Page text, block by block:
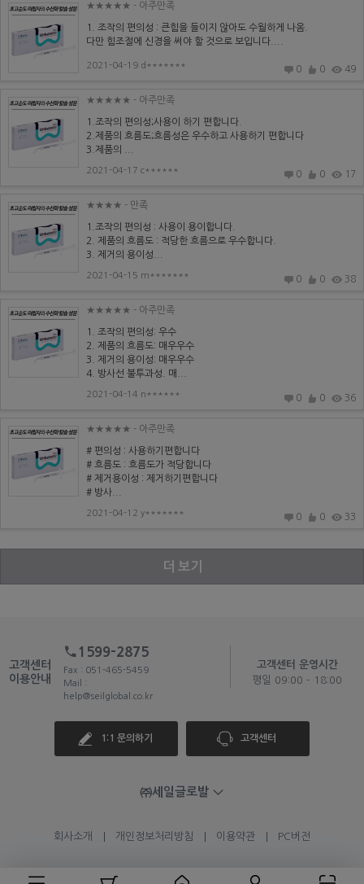
★★★★★ - 아주만족
1. 조작의 편의성 : 큰힘을 들이지 않아도 수월하게 나옴.
다만 힘조절에 신경을 써야 할 것으로 보입니다....
2021-04-19 d******* 0 0 49
★★★★★ - 아주만족
1.조작의 편의성;사용이 하기 편합니다.
2.제품의 흐름도;흐름성은 우수하고 사용하기 편합니다
3.제품의 ...
2021-04-17 c****** 0 0 17
★★★★ - 만족
1.조작의 편의성 : 사용이 용이합니다.
2. 제품의 흐름도 : 적당한 흐름으로 우수합니다.
3. 제거의 용이성...
2021-04-15 m******* 0 0 38
★★★★★ - 아주만족
1. 조작의 편의성: 우수
2. 제품의 흐름도: 매우우수
3. 제거의 용이성: 매우우수
4. 방사선 불투과성. 매...
2021-04-14 n****** 0 0 36
★★★★★ - 아주만족
# 편의성 : 사용하기편합니다
# 흐름도 : 흐름도가 적당합니다
# 제거용이성 : 제거하기편합니다
# 방사...
2021-04-12 y******* 0 0 33
더 보기
고객센터
이용안내
1599-2875
Fax : 051-465-5459
Mail :
help@seilglobal.co.kr
고객센터 운영시간
평일 09:00 - 18:00
1:1 문의하기 고객센터
㈜세일글로발
회사소개 개인정보처리방침 이용약관 PC버전